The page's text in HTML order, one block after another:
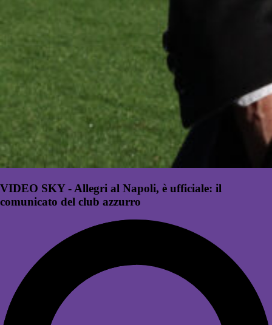
VIDEO SKY - Allegri al Napoli, è ufficiale: il
comunicato del club azzurro